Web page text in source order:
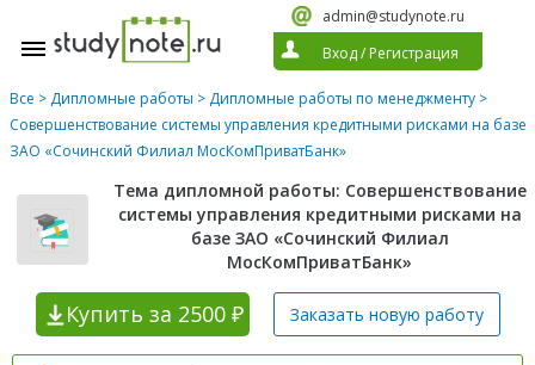
admin@studynote.ru
Вход/ Регистрация
Все > Дипломные работы > Дипломные работы по менеджменту >
Совершенствование системы управления кредитными рисками на базе
ЗАО «Сочинский Филиал МосКомПриватБанк»
Тема дипломной работы: Совершенствование
системы управления кредитными рисками на
базе ЗАО «Сочинский Филиал
МосКомПриватБанк»
Купить за 2500 ₽ Заказать новую работу